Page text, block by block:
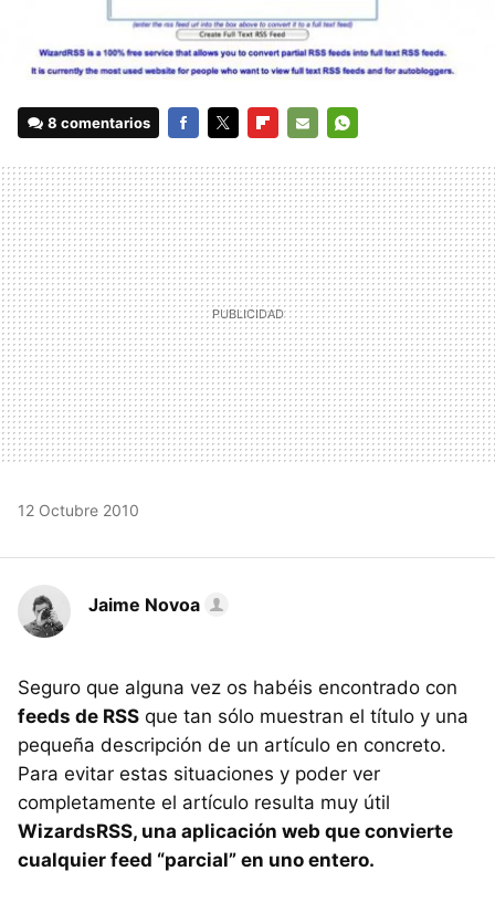
8 comentarios
MAIL
12 Octubre 2010
Jaime Novoa
Seguro que alguna vez os habéis encontrado con
feeds de RSS que tan sólo muestran el título y una
pequeña descripción de un artículo en concreto.
Para evitar estas situaciones y poder ver
completamente el artículo resulta muy útil
WizardsRSS, una aplicación web que convierte
cualquier feed “parcial” en uno entero.